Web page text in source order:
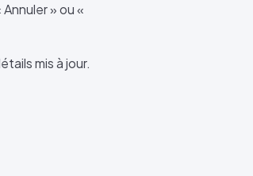
» ou «
mis à jour.